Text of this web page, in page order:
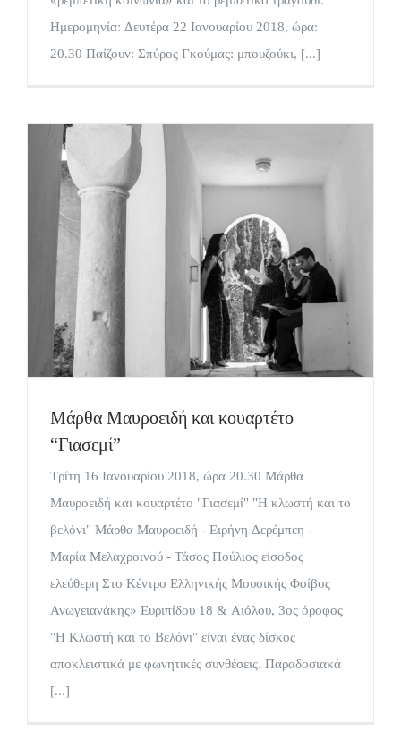
Ημερομηνία: Δευτέρα 22 Ιανουαρίου 2018, ώρα:
20.30 Παίζουν: Σπύρος Γκούμας: μπουζούκι, [...]
Μάρθα Μαυροειδή και κουαρτέτο
“Γιασεμί”
Τρίτη 16 Ιανουαρίου 2018, ώρα 20.30 Μάρθα
Μαυροειδή και κουαρτέτο "Γιασεμί" "Η κλωστή και το
βελόνι" Μάρθα Μαυροειδή - Ειρήνη Δερέμπεη -
Μαρία Μελαχροινού - Τάσος Πούλιος είσοδος
ελεύθερη Στο Κέντρο Ελληνικής Μουσικής Φοίβος
Ανωγειανάκης» Ευριπίδου 18 & Αιόλου, 3ος όροφος
"Η Κλωστή και το Βελόνι" είναι ένας δίσκος
αποκλειστικά με φωνητικές συνθέσεις. Παραδοσιακά
[...]